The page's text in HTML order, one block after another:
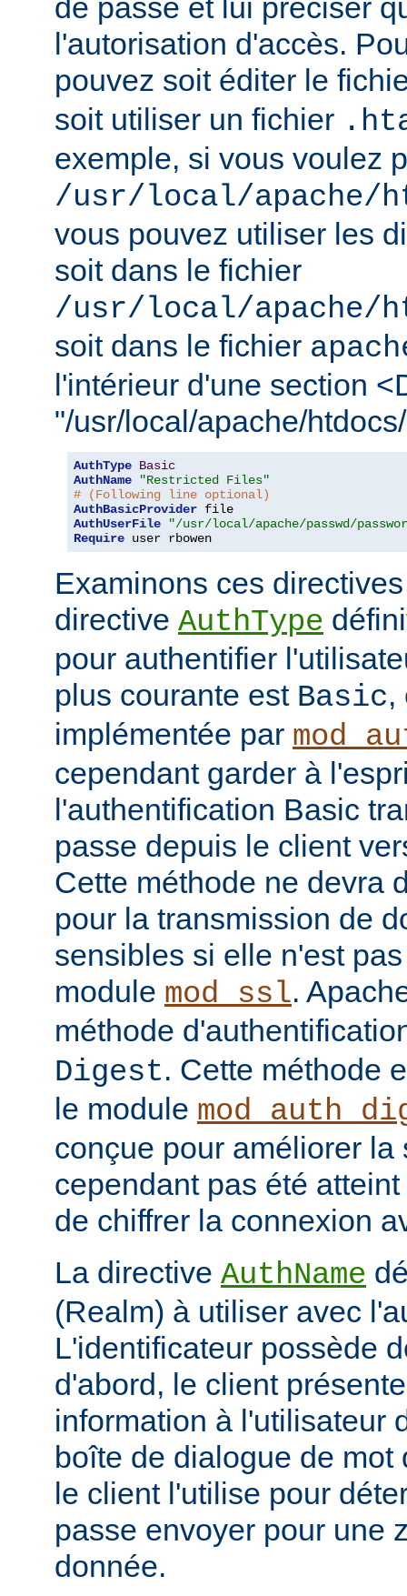
de passe et lui préciser
l'autorisation d'accès.
pouvez soit éditer le
soit utiliser un fichier
exemple, si vous voulez
/usr/local/apache/
vous pouvez utiliser les
soit dans le fichier
/usr/local/apache/
soit dans le fichier
l'intérieur d'une section
"/usr/local/apache/
AuthType Basic
AuthName
"Restricted Files"
# (Following line optional)
AuthBasicProvider
AuthUserFile
"/usr/local/apache/passwd/
Require user rbowen
Examinons ces
directive AuthType
pour authentifier
plus courante est Basic,
implémentée par
cependant garder à
l'authentification Basic
passe depuis le client
Cette méthode ne devra
pour la transmission de
sensibles si elle n'est
module mod_ssl.
méthode
Digest. Cette méthode
le module
conçue pour améliorer la
cependant pas été
de chiffrer la connexion
La directive AuthName
(Realm) à utiliser avec
L'identificateur possède
d'abord, le client
information à l'utilisateur
boîte de dialogue de mot
le client l'utilise pour
passe envoyer pour une
donnée.